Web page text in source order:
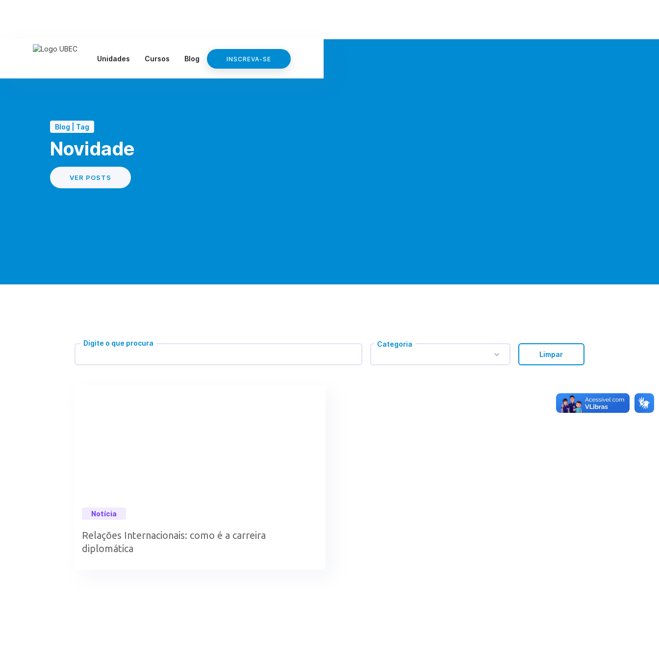
Unidades Cursos Blog INSCREVA-SE
Blog | Tag
Novidade
VER POSTS
Digite o que procura
Categoria
Limpar
Notícia
Relações Internacionais: como é a carreira
diplomática